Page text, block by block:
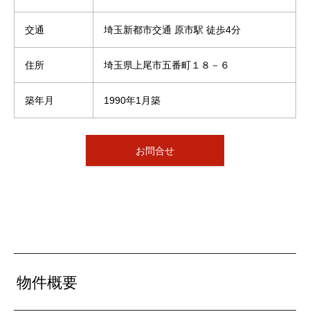
交通 埼玉新都市交通 原市駅 徒歩4分
住所 埼玉県上尾市五番町１８－６
築年月 1990年1月築
お問合せ
物件概要